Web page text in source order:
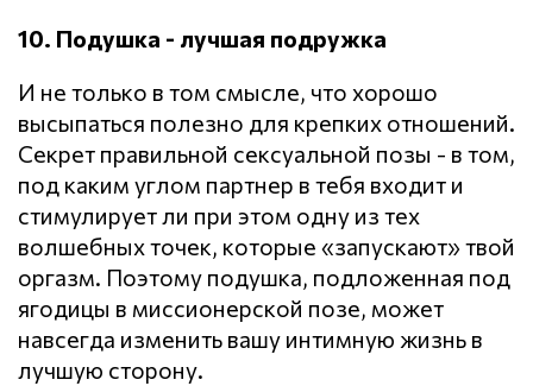
10. Подушка - лучшая подружка
И не только в том смысле, что хорошо
высыпаться полезно для крепких отношений.
Секрет правильной сексуальной позы - в том,
под каким углом партнер в тебя входит и
стимулирует ли при этом одну из тех
волшебных точек, которые «запускают» твой
оргазм. Поэтому подушка, подложенная под
ягодицы в миссионерской позе, может
навсегда изменить вашу интимную жизнь в
лучшую сторону.